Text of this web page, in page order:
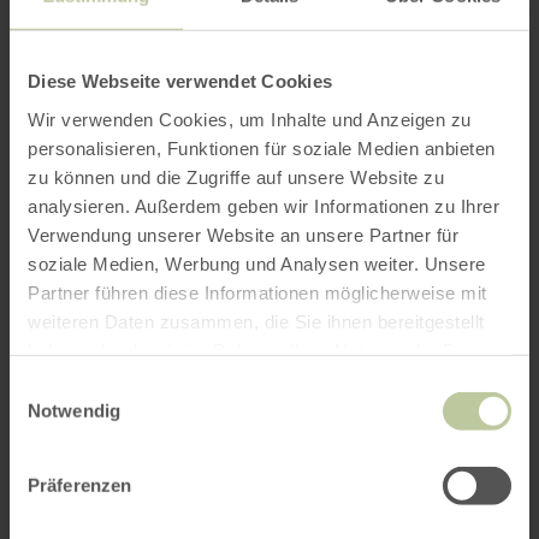
Diese Webseite verwendet Cookies
Wir verwenden Cookies, um Inhalte und Anzeigen zu
personalisieren, Funktionen für soziale Medien anbieten
zu können und die Zugriffe auf unsere Website zu
analysieren. Außerdem geben wir Informationen zu Ihrer
Verwendung unserer Website an unsere Partner für
soziale Medien, Werbung und Analysen weiter. Unsere
Partner führen diese Informationen möglicherweise mit
weiteren Daten zusammen, die Sie ihnen bereitgestellt
Notwendig
Präferenzen
Das Holzmaar ist ein interessantes Objekt der
Forschung. Hier wurden zahlreiche Bohrkerne
entnommen und ausgewertet. Die
Maarsedimente liefern viele Erkenntnisse zur
Klimaforschung und zur Erforschung des
Vulkanismus. Für den Spaziergänger ist das
Maar vor allem ein ruhiger, idyllischer Ort, der
zum Verweilen einlädt. Bei der Führung können
die Gäste beides bekommen: die friedvolle Ruhe
und die interessanten und spannenden
Informationen zum Eifeler Maar-Vulkanismus,
zur Klimaentwicklung und ihren
vieles mehr.